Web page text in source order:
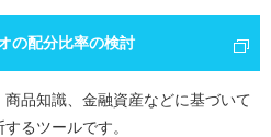
の配分比率の検討
品知識、金融資産などに基づいて
るツールです。